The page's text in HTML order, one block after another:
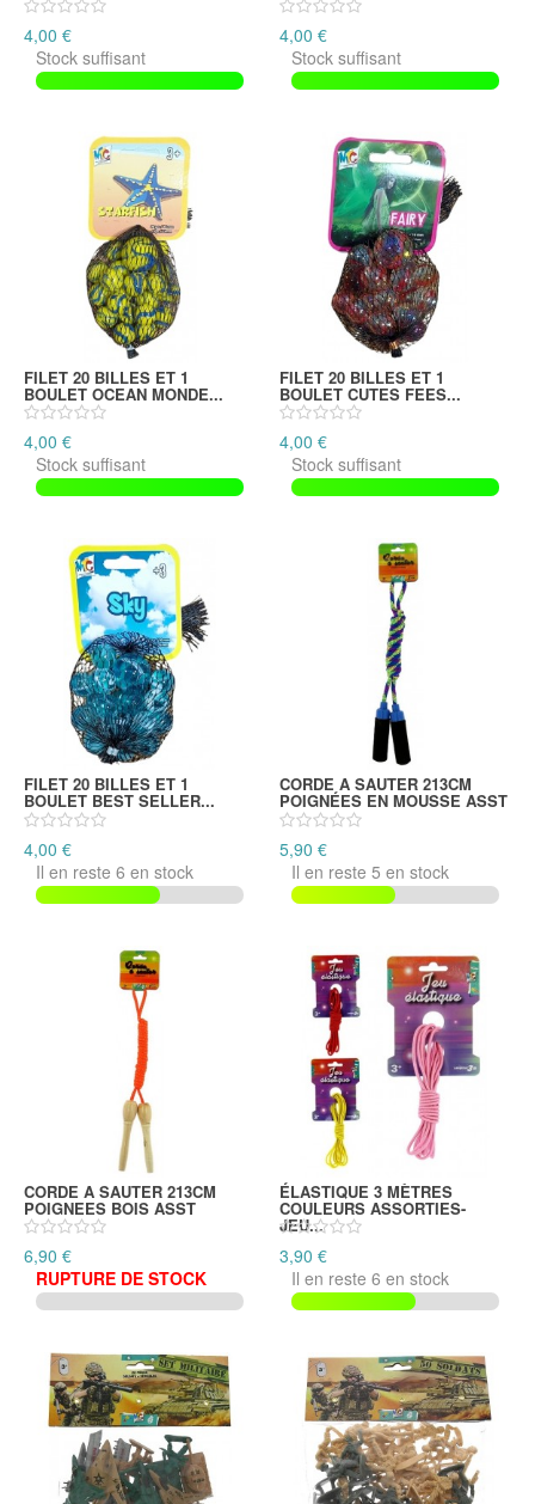
4,00 €
Stock suffisant
4,00 €
Stock suffisant
FILET 20 BILLES ET 1
BOULET OCEAN MONDE...
4,00 €
Stock suffisant
FILET 20 BILLES ET 1
BOULET CUTES FEES...
4,00 €
Stock suffisant
FILET 20 BILLES ET 1
BOULET BEST SELLER...
4,00 €
Il en reste 6 en stock
CORDE A SAUTER 213CM
POIGNÉES EN MOUSSE ASST
5,90 €
Il en reste 5 en stock
CORDE A SAUTER 213CM
POIGNEES BOIS ASST
6,90 €
RUPTURE DE STOCK
ÉLASTIQUE 3 MÈTRES
COULEURS ASSORTIES-
JEU...
3,90 €
Il en reste 6 en stock